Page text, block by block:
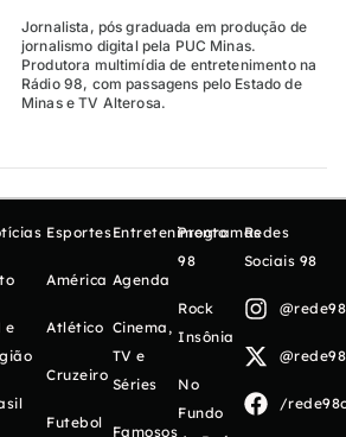
Jornalista, pós graduada em produção de
jornalismo digital pela PUC Minas.
Produtora multimídia de entretenimento na
Rádio 98, com passagens pelo Estado de
Minas e TV Alterosa.
e
Esportes
América
Atlético
Cruzeiro
Futebol
Entretenimento
Agenda
Cinema,
TV e
Séries
Famosos
Programas
98
Rock
Insônia
No
Fundo
Redes
Sociais 98
/